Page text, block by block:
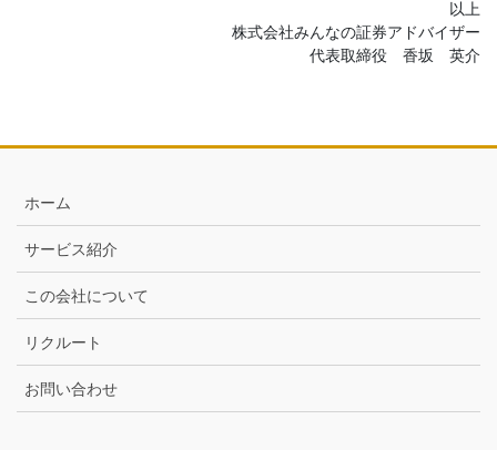
以上
株式会社みんなの証券アドバイザー
代表取締役 香坂 英介
ホーム
サービス紹介
この会社について
リクルート
お問い合わせ